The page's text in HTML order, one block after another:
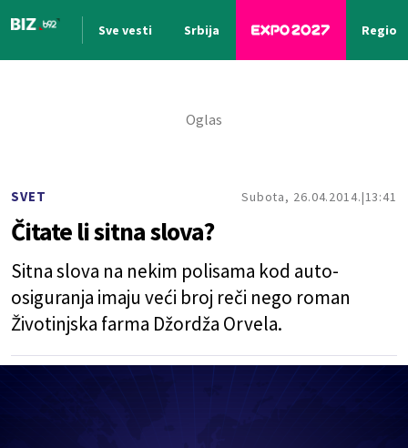
Sve vesti Srbija Region
SVET Subota, 26.04.2014. 13:41
Čitate li sitna slova?
Sitna slova na nekim polisama kod auto-
osiguranja imaju veći broj reči nego roman
Životinjska farma Džordža Orvela.